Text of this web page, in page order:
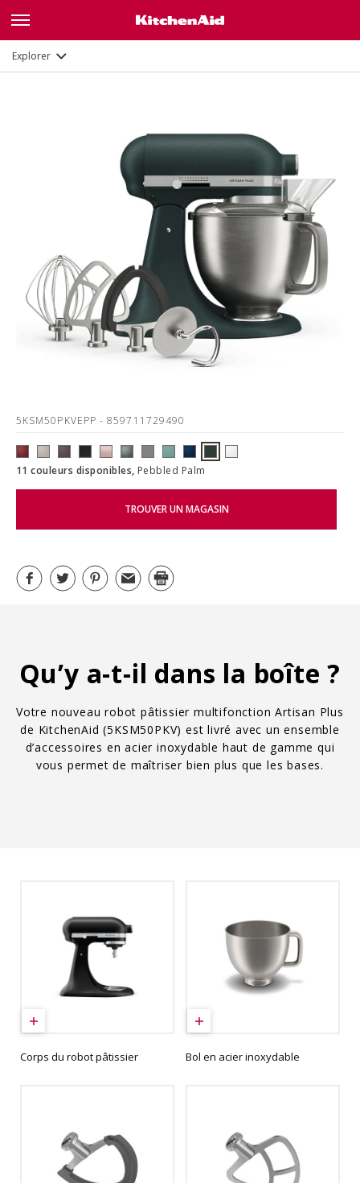
ExplorerDescription
5KSM50PKVEPP- 859711729490
11 couleurs disponibles, Pebbled Palm
TROUVER UN MAGASIN
Qu’y a-t-il dans la boîte ?
Votre nouveau robot pâtissier multifonction Artisan Plus
de KitchenAid (5KSM50PKV) est livré avec un ensemble
d’accessoires en acier inoxydable haut de gamme qui
vous permet de maîtriser bien plus que les bases.
Corps du robot pâtissier Bol en acier inoxydable